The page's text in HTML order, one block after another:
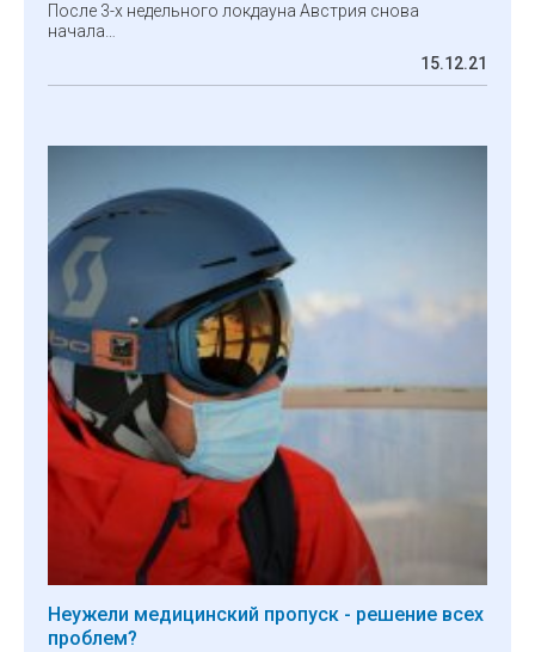
После 3-х недельного локдауна Австрия снова
начала…
15.12.21
Неужели медицинский пропуск - решение всех
проблем?